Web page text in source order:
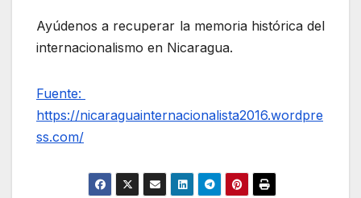
Ayúdenos a recuperar la memoria histórica del
internacionalismo en Nicaragua.
Fuente:
https://nicaraguainternacionalista2016.wordpre
ss.com/